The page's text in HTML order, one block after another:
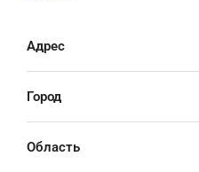
Адрес
Город
Область